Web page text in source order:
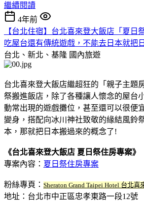
繼續閱讀
4年前
【台北住宿】台北喜來登大飯店「夏日
吃屋台還有傳統遊戲，不能去日本就把
台北、新北、基隆 國內旅遊
台北喜來登大飯店繼超狂的「親子主題
祭搬進飯店，除了各種讓人懷念的屋台
動常出現的遊戲攤位，甚至還可以很便
變身，搭配向冰川神社致敬的緣結風鈴
本，那就把日本搬過來的概念了!
《台北喜來登大飯店 夏日祭住房專案》
專案內容： 夏日祭住房專案
粉絲專頁： Sheraton Grand Taipei Hotel 台北喜
地址：台北市中正區忠孝東路一段12號